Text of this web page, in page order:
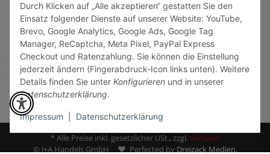
Durch Klicken auf „Alle akzeptieren“ gestatten Sie den
Einsatz folgender Dienste auf unserer Website: YouTube,
Brevo, Google Analytics, Google Ads, Google Tag
Manager, ReCaptcha, Meta Pixel, PayPal Express
Checkout und Ratenzahlung. Sie können die Einstellung
jederzeit ändern (Fingerabdruck-Icon links unten). Weitere
Details finden Sie unter Konfigurieren und in unserer
Datenschutzerklärung.
Impressum Datenschutzerklärung
Sicher bezahlen via:
* Alle Preise inkl. gesetzlicher USt., zzgl.Versand
© J+A Handels GmbH
Perfected by Dreizack Medien.